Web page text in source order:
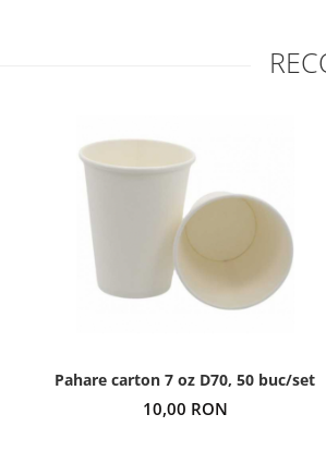
Pahare carton 7 oz D70, 50 buc/set
10,00 RON